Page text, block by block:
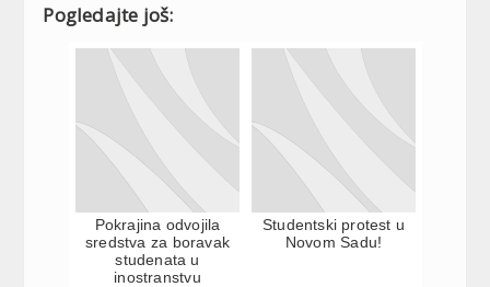
Pogledajte još:
Pokrajina odvojila
sredstva za boravak
studenata u
inostranstvu
Studentski protest u
Novom Sadu!